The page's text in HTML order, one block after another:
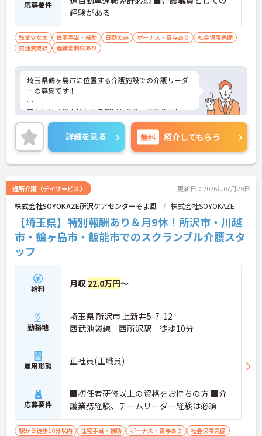
ご自身のキャリアを磨いていけます。
【個性や価値観を尊重し、自分らしいスタイルで無
理なく活躍できる社風です】
・清潔感と節度を大切にできれば、髪色や髪型、ネ
イル、ヒゲなどが原則自由となっており、自分らし
く働ける環境が整備されています。
・年間17日のリフレッシュ休暇や各種休暇制度を活
用することで、心身の負担を軽減しながらご自身の
ペースで業務に取り組めます。
【大手グループならではの福利厚生で、長期的な将
来像を描ける安心の体制です】
・勤続3年以上の方を対象とした退職金制度が用意
・65歳の定年制度に加え、70歳まで勤務可能な再雇
用制度も備わっており、長きにわたって安定した雇
用が保証される点も魅力です。
応募要件
経験がある
残業少なめ 住宅手当・補助 日勤のみ ボーナス・賞与あり
社会保険完備
交通費支給
退職金制度あり
埼玉県鶴ヶ島市に位置する介護施設での介護リーダ
ーの募集です！
賞与とは別途支払われる報酬もあり、頑張りがしっ
かりと給与に反映される環境です。
ご興味ある方には、面接対策ポイントなど、さらに
詳細をお話しいたしますのでお気軽にご相談くださ
い！
詳細を見る 無料 紹介してもらう
通所介護（デイサービス） 更新日：2026年07月29日
株式会社SOYOKAZE所沢ケアセンターそよ風 株式会社SOYOKAZE
【埼玉県】特別報酬あり＆月9休！所沢市・川越
市・鶴ヶ島市・飯能市でのスクランブル介護スタ
ッフ
給料 月収 22.0万円～
勤務地
埼玉県 所沢市 上新井5-7-12
西武池袋線「西所沢駅」徒歩10分
雇用形態 正社員(正職員)
応募要件
■初任者研修以上の資格をお持ちの方 ■介
護業務経験、チームリーダー経験は必須
駅から徒歩10分以内 住宅手当・補助 ボーナス・賞与あり
社会保険完備